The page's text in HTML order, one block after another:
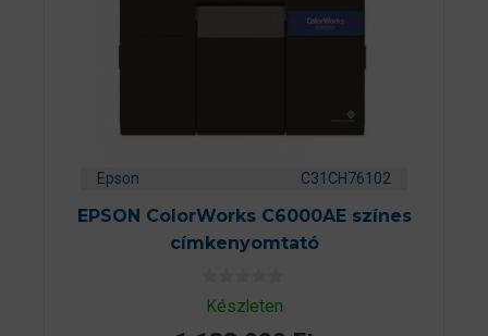
Epson C31CH76102
EPSON ColorWorks C6000AE színes
címkenyomtató
0
aKészleten